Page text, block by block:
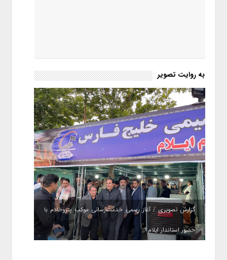
به روایت تصویر
گزارش تصویری / آغاز رسمی خدمت‌رسانی موکب پتروخادم با
حضور استاندار ایلام